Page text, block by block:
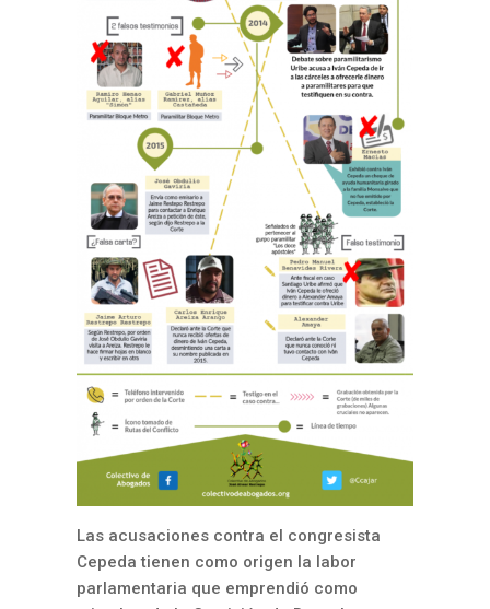
Las acusaciones contra el congresista
Cepeda tienen como origen la labor
parlamentaria que emprendió como